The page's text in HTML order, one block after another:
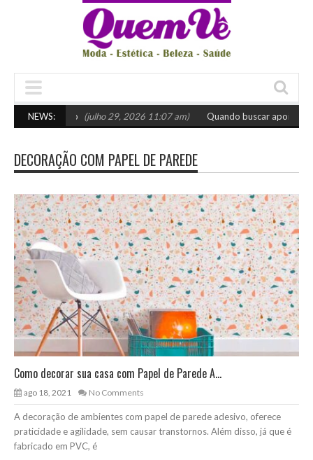
NEWS:
o certo (julho 29, 2026 11:07 am) Quando buscar apoio
DECORAÇÃO COM PAPEL DE PAREDE
Como decorar sua casa com Papel de Parede A...
ago 18, 2021 No Comments
A decoração de ambientes com papel de parede adesivo, oferece
praticidade e agilidade, sem causar transtornos. Além disso, já que é
fabricado em PVC, é